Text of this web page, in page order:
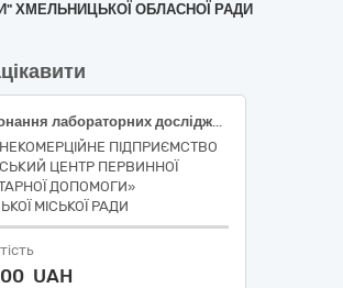
ХМЕЛЬНИЦЬКОЇ ОБЛАСНОЇ РАДИ
Послуги з виконання лабораторних досліджень згідно проекту щодо проведення скринінгів здоров'я для осіб віком від 40 років (код ДК 021:2015 85140000-2 Послуги у сфері охорони здоров`я різні)
ПІДПРИЄМСТВО
ЦЕНТР ПЕРВИННОЇ
ДОПОМОГИ»
МІСЬКОЇ РАДИ
UAH